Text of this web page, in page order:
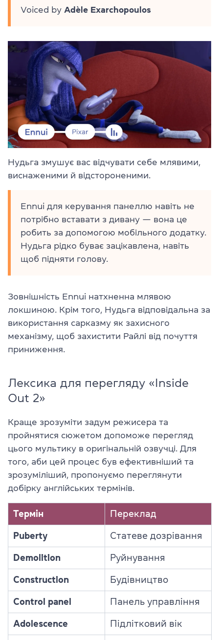
Voiced by Adèle Exarchopoulos
Нудьга змушує вас відчувати себе млявими,
виснаженими й відстороненими.
Ennui для керування панеллю навіть не
потрібно вставати з дивану — вона це
робить за допомогою мобільного додатку.
Нудьга рідко буває зацікавлена, навіть
щоб підняти голову.
Зовнішність Ennui натхненна млявою
локшиною. Крім того, Нудьга відповідальна за
використання сарказму як захисного
механізму, щоб захистити Райлі від почуття
приниження.
Лексика для перегляду «Inside
Out 2»
Краще зрозуміти задум режисера та
пройнятися сюжетом допоможе перегляд
цього мультику в оригінальній озвучці. Для
того, аби цей процес був ефективніший та
зрозуміліший, пропонуємо переглянути
добірку англійських термінів.
Термін Переклад
Puberty Статеве дозрівання
Demolition Руйнування
Construction Будівництво
Control panel Панель управління
Adolescence Підлітковий вік